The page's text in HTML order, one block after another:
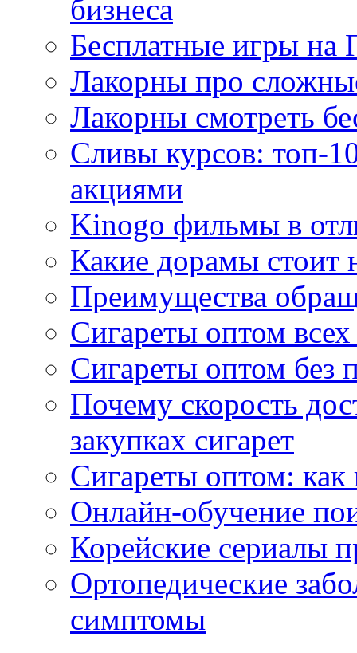
бизнеса
Бесплатные игры на
Лакорны про
Лакорны смотреть
Сливы курсов: топ-
акциями
Kinogo фильмы в
Какие дорамы стоит
Преимущества
Сигареты оптом
Сигареты оптом без
Почему скорость
закупках сигарет
Сигареты оптом:
Онлайн-обучение
Корейские сериалы
Ортопедические
симптомы